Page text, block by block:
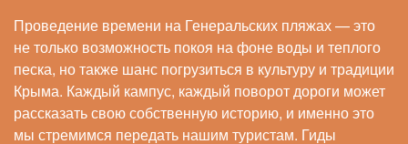
Проведение времени на Генеральских пляжах — это
не только возможность покоя на фоне воды и теплого
песка, но также шанс погрузиться в культуру и традиции
Крыма. Каждый кампус, каждый поворот дороги может
рассказать свою собственную историю, и именно это
мы стремимся передать нашим туристам. Гиды